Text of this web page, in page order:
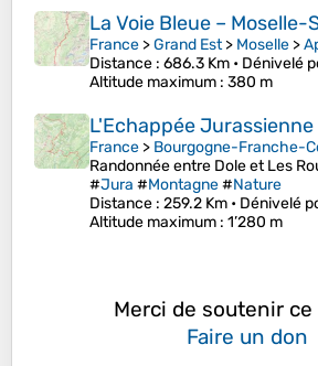
La Voie Bleue – Moselle-
France >Grand Est> Moselle >
Distance : 686.3 Km • Dénivelé
Altitude maximum : 380 m
L'Echappée Jurassienne
France > Bourgogne-Franche-
Randonnée entre Dole et Les
#Jura #Montagne#Nature
Distance : 259.2 Km • Dénivelé
Altitude maximum : 1’280 m
Merci de soutenir
Faire un don